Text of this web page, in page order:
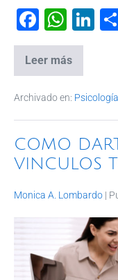
F
a
c
b
o
o
k
W
h
at
A
p
p
Li
e
dI
n
Leer más
Archivado en: Psicología
COMO
VINCULOS
Monica A. Lombardo |